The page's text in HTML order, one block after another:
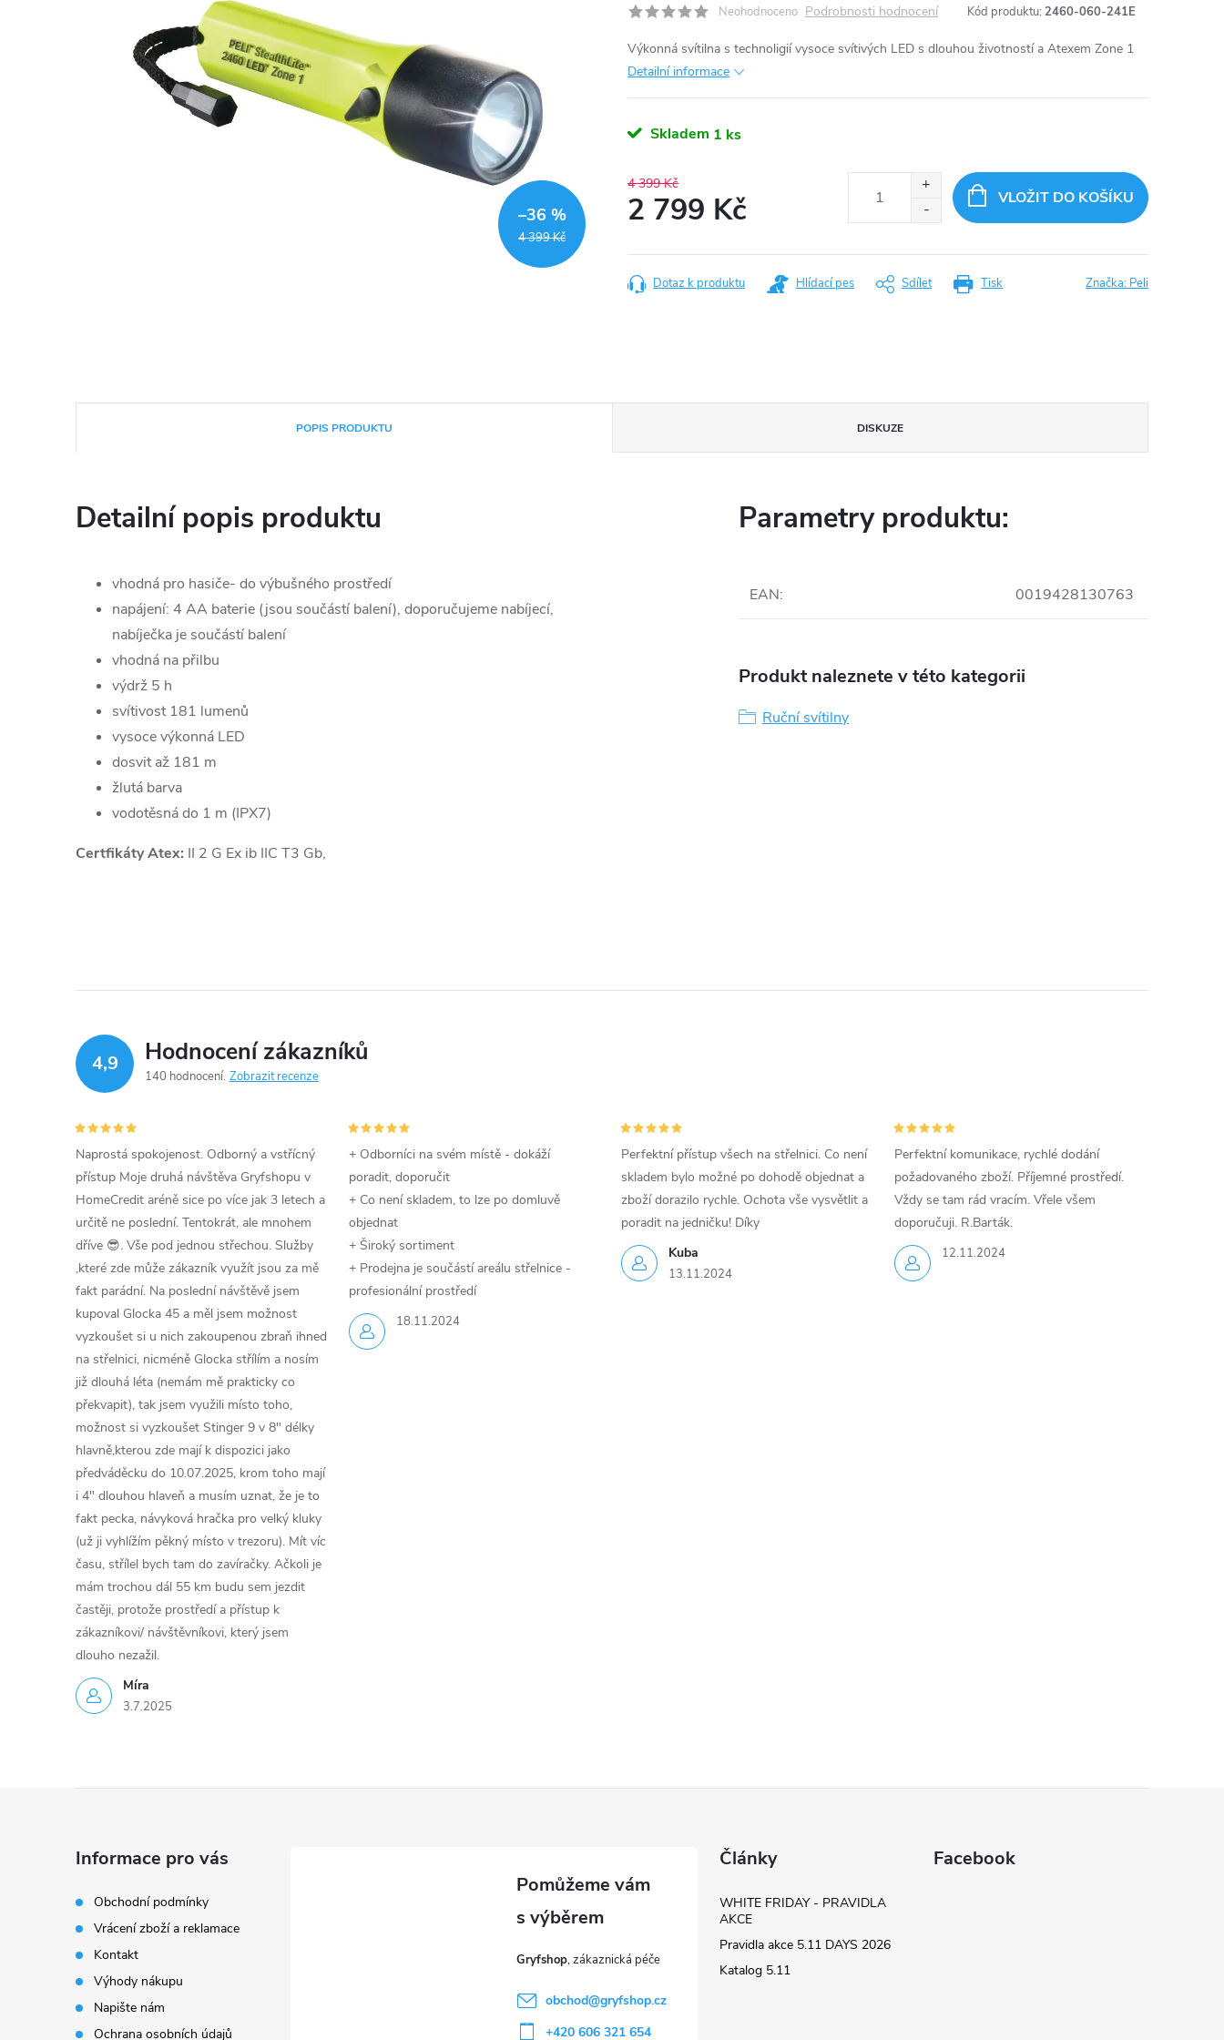
4 399 Kč
–36 %
Neohodnoceno Podrobnosti hodnocení Kód produktu: 2460-060-241E
Výkonná svítilna s technoligií vysoce svítivých LED s dlouhou životností a Atexem Zone 1
Detailní informace
Skladem 1 ks
4 399 Kč
2 799 Kč
cena:
VLOŽIT DO KOŠÍKU
Tisk
Dotaz k produktu Hlídací pes Sdílet Značka: Peli
POPIS PRODUKTU DISKUZE
Detailní popis produktu
vhodná pro hasiče- do výbušného prostředí
napájení: 4 AA baterie (jsou součástí balení), doporučujeme nabíjecí,
nabíječka je součástí balení
vhodná na přilbu
výdrž 5 h
svítivost 181 lumenů
vysoce výkonná LED
dosvit až 181 m
žlutá barva
vodotěsná do 1 m (IPX7)
Certfikáty Atex: II 2 G Ex ib IIC T3 Gb,
Parametry produktu:
EAN: 0019428130763
Produkt naleznete v této kategorii
Ruční svítilny
4,9 Hodnocení zákazníků
140 hodnocení Zobrazit recenze
Míra
3.7.2025
Naprostá spokojenost. Odborný a vstřícný
přístup Moje druhá návštěva Gryfshopu v
HomeCredit aréně sice po více jak 3 letech a
určitě ne poslední. Tentokrát, ale mnohem
dříve 😎. Vše pod jednou střechou. Služby
,které zde může zákazník využít jsou za mě
fakt parádní. Na poslední návštěvě jsem
kupoval Glocka 45 a měl jsem možnost
vyzkoušet si u nich zakoupenou zbraň ihned
na střelnici, nicméně Glocka střílím a nosím
již dlouhá léta (nemám mě prakticky co
překvapit), tak jsem využili místo toho,
možnost si vyzkoušet Stinger 9 v 8" délky
hlavně,kterou zde mají k dispozici jako
předváděcku do 10.07.2025, krom toho mají
i 4" dlouhou hlaveň a musím uznat, že je to
fakt pecka, návyková hračka pro velký kluky
(už ji vyhlížím pěkný místo v trezoru). Mít víc
času, střílel bych tam do zavíračky. Ačkoli je
mám trochou dál 55 km budu sem jezdit
častěji, protože prostředí a přístup k
zákazníkovi/ návštěvníkovi, který jsem
dlouho nezažil.
18.11.2024
+ Odborníci na svém místě - dokáží
poradit, doporučit
+ Co není skladem, to lze po domluvě
objednat
+ Široký sortiment
+ Prodejna je součástí areálu střelnice -
profesionální prostředí
Kuba
13.11.2024
Perfektní přístup všech na střelnici. Co není
skladem bylo možné po dohodě objednat a
zboží dorazilo rychle. Ochota vše vysvětlit a
poradit na jedničku! Díky
12.11.2024
Perfektní komunikace, rychlé dodání
požadovaného zboží. Příjemné prostředí.
Vždy se tam rád vracím. Vřele všem
doporučuji. R.Barták.
Informace pro vás
Obchodní podmínky
Vrácení zboží a reklamace
Kontakt
Výhody nákupu
Napište nám
Ochrana osobních údajů
Gryfshop
obchod@gryfshop.cz
+420 606 321 654
Články
WHITE FRIDAY - PRAVIDLA
AKCE
Pravidla akce 5.11 DAYS 2026
Katalog 5.11
Facebook